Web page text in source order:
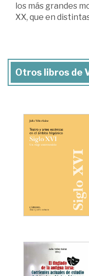
los más grandes
XX, que en
Otros libros de